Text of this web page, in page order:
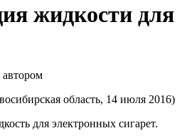
жидкости для
автором
область, 14 июля 2016)
для электронных сигарет.